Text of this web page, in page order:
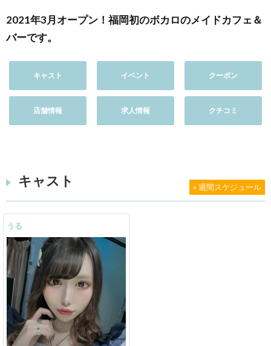
2021年3月オープン！福岡初のボカロのメイドカフェ＆
バーです。
キャスト イベント クーポン
店舗情報 求人情報 クチコミ
キャスト » 週間スケジュール
うる